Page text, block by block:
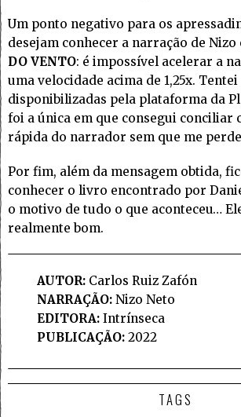
Um ponto negativo para os
desejam conhecer a narração de Nizo
DO VENTO: é impossível acelerar a
uma velocidade acima de 1,25x.
disponibilizadas pela plataforma da
foi a única em que consegui conciliar
rápida do narrador sem que me
Por fim, além da mensagem obtida,
conhecer o livro encontrado por
o motivo de tudo o que aconteceu…
realmente bom.
AUTOR:Carlos Ruiz Zafón
NARRAÇÃO:Nizo Neto
EDITORA:Intrínseca
PUBLICAÇÃO:2022
TAGS